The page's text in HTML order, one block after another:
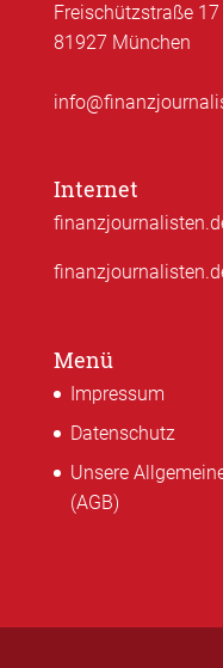
Freischützstraße 17
81927 München
Internet
Menü
Impressum
Datenschutz
Unsere
(AGB)